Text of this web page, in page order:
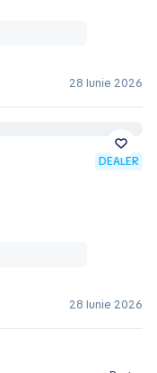
28 Iunie 2026
DEALER
28 Iunie 2026